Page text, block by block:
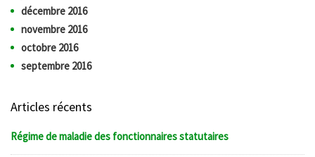
décembre 2016
novembre 2016
octobre 2016
septembre 2016
Articles récents
Régime de maladie des fonctionnaires statutaires